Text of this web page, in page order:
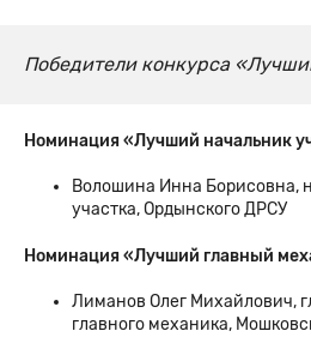
Победители конкурса
Номинация «Лучший начальник
Волошина Инна Борисовна,
участка, Ордынского ДРСУ
Номинация «Лучший главный
Лиманов Олег Михайлович,
главного механика,